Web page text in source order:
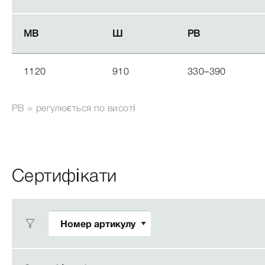
МВ Ш РВ
МВ Ш РВ
1120 910 330–390
РВ = регулюється по висоті
Сертифікати